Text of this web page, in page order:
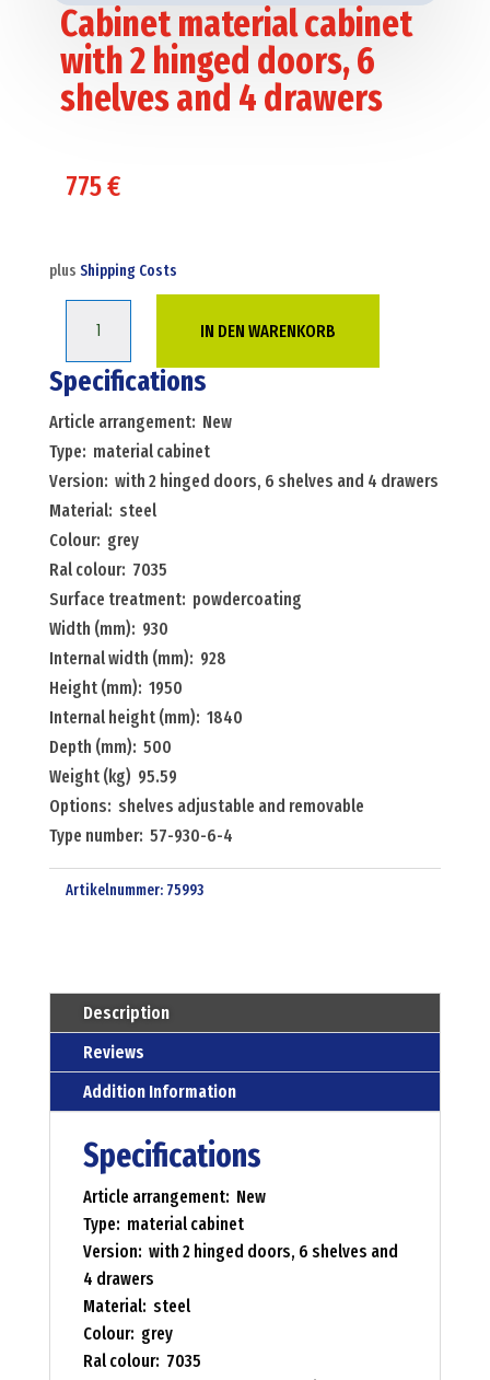
Cabinet material cabinet
with 2 hinged doors, 6
shelves and 4 drawers
775€
plus Shipping Costs
cabinet
with
2
hinged
doors,
6
shelves
and
4
drawers
Menge
IN DEN WARENKORB
Specifications
Article arrangement: New
Type: material cabinet
Version: with 2 hinged doors, 6 shelves and 4 drawers
Material: steel
Colour: grey
Ral colour: 7035
Surface treatment: powdercoating
Width (mm): 930
Internal width (mm): 928
Height (mm): 1950
Internal height (mm): 1840
Depth (mm): 500
Weight (kg) 95.59
Options: shelves adjustable and removable
Type number: 57-930-6-4
Artikelnummer: 75993
Description
Reviews
Addition Information
Specifications
Article arrangement: New
Type: material cabinet
Version: with 2 hinged doors, 6 shelves and
4 drawers
Material: steel
Colour: grey
Ral colour: 7035